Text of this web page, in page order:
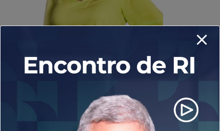
Vice-presidente do conselho, Ibri
Lícia Rosa é membro do Conselho de Administração do IBRI
e gerente de Relações com Investidores da Itaúsa, maior